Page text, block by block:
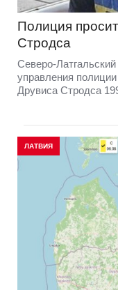
Полиция
Стродса
Северо-Латгальский
управления
Друвиса Стродса
ЛАТВИЯ